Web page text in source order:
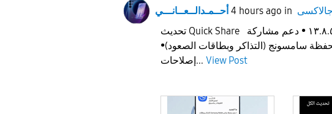
أحــمـدالــعــانـــي 4 hours ago in
تحديث Quick Share الإصدار: ١٣.٨.٥٣ • دعم مشاركة
سامسونج (التذاكر وبطاقات الصعود)•
إصلاحات... View Post